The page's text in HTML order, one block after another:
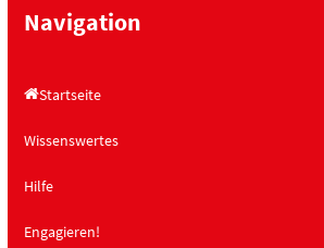
Navigation
Startseite
Wissenswertes
Hilfe
Engagieren!